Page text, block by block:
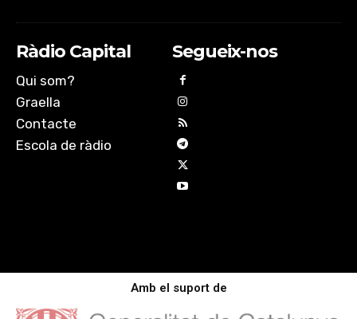
Ràdio Capital
Qui som?
Graella
Contacte
Escola de ràdio
Segueix-nos
Amb el suport de